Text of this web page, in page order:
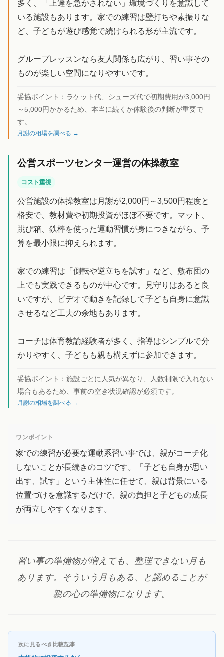
多く、「上達を急かされない」環境づくりを意識して
いる施設もあります。家での練習は壁打ちや素振りな
ど、子どもが遊び感覚で続けられる形が主流です。
グループレッスンなら友人関係も広がり、習い事その
ものが楽しい空間になりやすいです。
妥協ポイント： ラケット代、シューズ代で初期費用が3,000円
～5,000円かかるため、本当に続くか体験後の判断が重要で
す。
月謝の相場を調べる →
公営スポーツセンター運営の体操教室
コスト重視
公営施設の体操教室は月謝が2,000円～3,500円程度と
格安で、教材費や初期投資がほぼ不要です。マット、
跳び箱、鉄棒を使った運動習慣が身につきながら、予
算を最小限に抑えられます。
家での練習は「側転や逆立ちを試す」など、敷布団の
上でも実践できるものが中心です。見守りはあると良
いですが、ビデオで動きを記録して子ども自身に意識
させるなど工夫の余地もあります。
コーチは体育教諭経験者が多く、指導はシンプルで分
かりやすく、子どもも親も構えずに参加できます。
妥協ポイント： 施設ごとに人気が異なり、人数制限で入れない
場合もあるため、事前の空き状況確認が必須です。
月謝の相場を調べる →
ワンポイント
家での練習が必要な運動系習い事では、親がコーチ化
しないことが長続きのコツです。「子ども自身が思い
出す、試す」という主体性に任せて、親は背景にいる
位置づけを意識するだけで、親の負担と子どもの成長
が両立しやすくなります。
習い事の準備物が増えても、整理できない月も
あります。そういう月もある、と認めることが
親の心の準備物になります。
次に見るべき比較記事